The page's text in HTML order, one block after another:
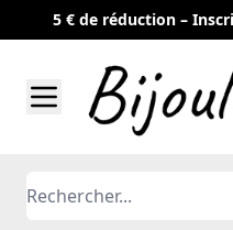
5 € de réduction –
Rechercher